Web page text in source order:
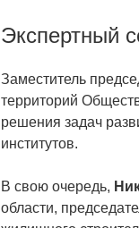
Экспертный
Заместитель
территорий
решения задач
институтов.
В свою очередь,
области,